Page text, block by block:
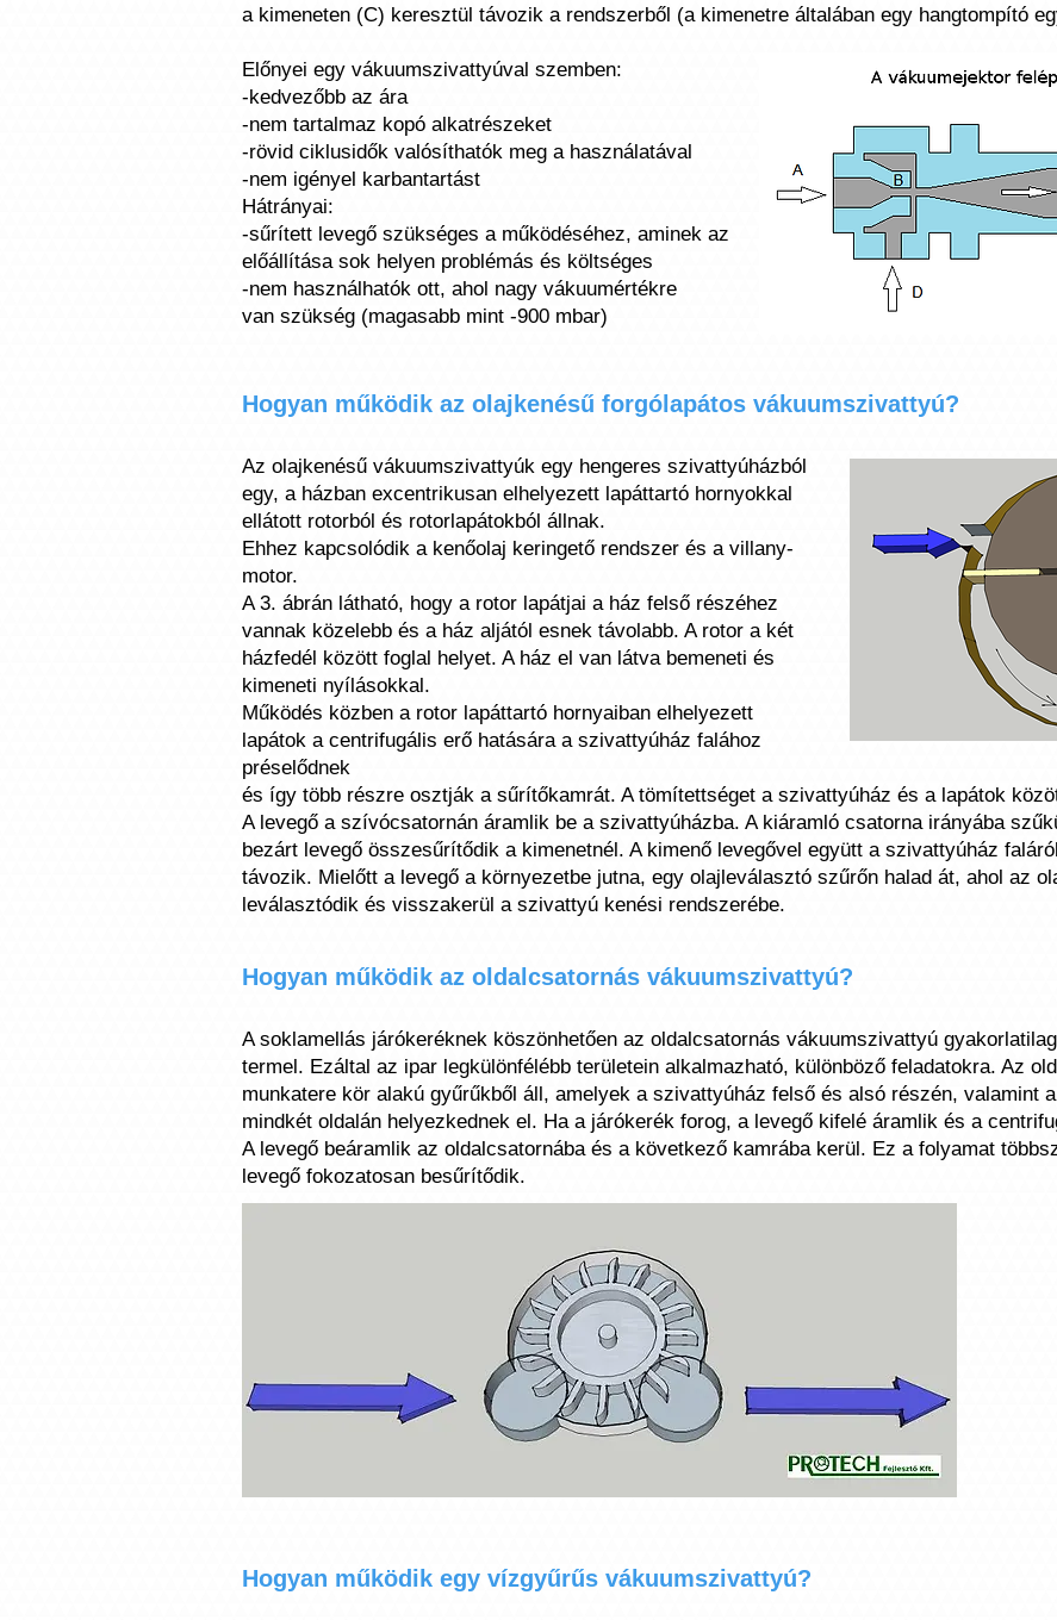
a kimeneten (C) keresztül távozik a rendszerből (a kimenetre általában egy hangtompító
Előnyei egy vákuumszivattyúval szemben:
-kedvezőbb az ára
-nem tartalmaz kopó alkatrészeket
-rövid ciklusidők valósíthatók meg a használatával
-nem igényel karbantartást
Hátrányai:
-sűrített levegő szükséges a működéséhez, aminek az
előállítása sok helyen problémás és költséges
-nem használhatók ott, ahol nagy vákuumértékre
van szükség (magasabb mint -900 mbar)
Hogyan működik az olajkenésű forgólapátos vákuumszivattyú?
Az olajkenésű vákuumszivattyúk egy hengeres szivattyúházból
egy, a házban excentrikusan elhelyezett lapáttartó hornyokkal
ellátott rotorból és rotorlapátokból állnak.
Ehhez kapcsolódik a kenőolaj keringető rendszer és a villany-
motor.
A 3. ábrán látható, hogy a rotor lapátjai a ház felső részéhez
vannak közelebb és a ház aljától esnek távolabb. A rotor a két
házfedél között foglal helyet. A ház el van látva bemeneti és
kimeneti nyílásokkal.
Működés közben a rotor lapáttartó hornyaiban elhelyezett
lapátok a centrifugális erő hatására a szivattyúház falához
préselődnek
és így több részre osztják a sűrítőkamrát. A tömítettséget a szivattyúház és a lapátok
A levegő a szívócsatornán áramlik be a szivattyúházba. A kiáramló csatorna irányába
bezárt levegő összesűrítődik a kimenetnél. A kimenő levegővel együtt a szivattyúház
távozik. Mielőtt a levegő a környezetbe jutna, egy olajleválasztó szűrőn halad át, ahol az
leválasztódik és visszakerül a szivattyú kenési rendszerébe.
Hogyan működik az oldalcsatornás vákuumszivattyú?
A soklamellás járókeréknek köszönhetően az oldalcsatornás vákuumszivattyú
termel. Ezáltal az ipar legkülönfélébb területein alkalmazható, különböző feladatokra. Az
munkatere kör alakú gyűrűkből áll, amelyek a szivattyúház felső és alsó részén, valamint
mindkét oldalán helyezkednek el. Ha a járókerék forog, a levegő kifelé áramlik és a
A levegő beáramlik az oldalcsatornába és a következő kamrába kerül. Ez a folyamat
levegő fokozatosan besűrítődik.
Hogyan működik egy vízgyűrűs vákuumszivattyú?